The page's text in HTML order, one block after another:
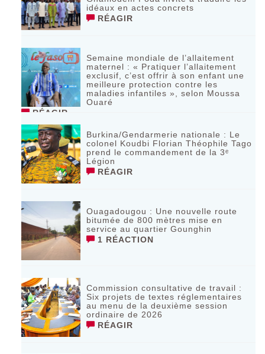
idéaux en actes concrets
RÉAGIR
Semaine mondiale de l’allaitement
maternel : « Pratiquer l’allaitement
exclusif, c’est offrir à son enfant une
meilleure protection contre les
maladies infantiles », selon Moussa
Ouaré
RÉAGIR
Burkina/Gendarmerie nationale : Le
colonel Koudbi Florian Théophile Tago
prend le commandement de la 3ᵉ
Légion
RÉAGIR
Ouagadougou : Une nouvelle route
bitumée de 800 mètres mise en
service au quartier Gounghin
1 RÉACTION
Commission consultative de travail :
Six projets de textes réglementaires
au menu de la deuxième session
ordinaire de 2026
RÉAGIR